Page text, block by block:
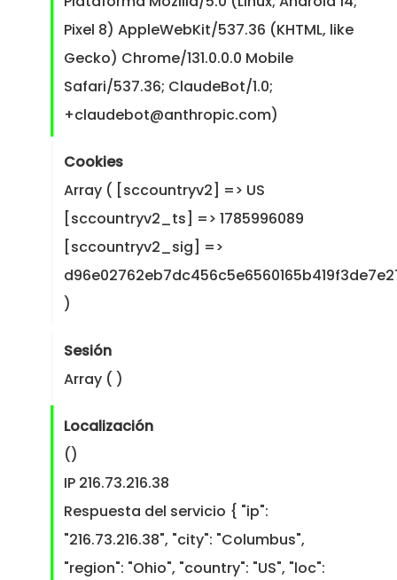
Pixel 8) AppleWebKit/537.36 (KHTML, like
Gecko) Chrome/131.0.0.0 Mobile
Safari/537.36; ClaudeBot/1.0;
+claudebot@anthropic.com)
Cookies
Array ( [sccountryv2] => US
[sccountryv2_ts] => 1785996089
[sccountryv2_sig] =>
)
Sesión
Array ( )
Localización
()
IP 216.73.216.38
Respuesta del servicio { "ip":
"216.73.216.38", "city": "Columbus",
"region": "Ohio", "country": "US", "loc":